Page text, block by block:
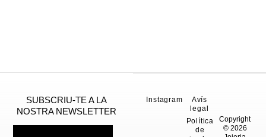
SUBSCRIU-TE A LA
NOSTRA NEWSLETTER
Copyright
© 2026
Instagram
Avís
legal
Política
de